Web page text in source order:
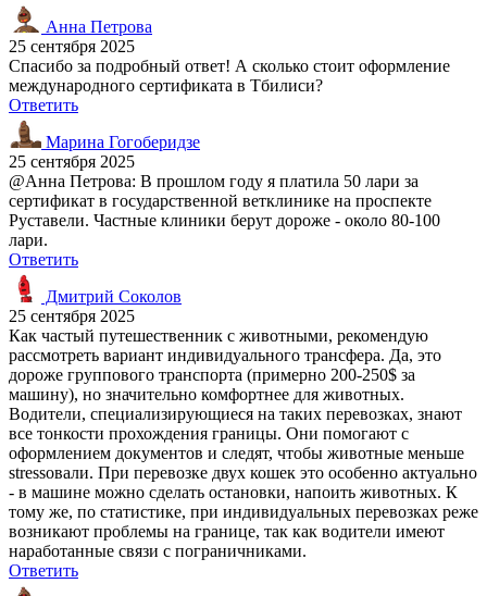
Анна Петрова
25 сентября 2025
Спасибо за подробный ответ! А сколько стоит оформление
международного сертификата в Тбилиси?
Ответить
Марина Гогоберидзе
25 сентября 2025
@Анна Петрова: В прошлом году я платила 50 лари за
сертификат в государственной ветклинике на проспекте
Руставели. Частные клиники берут дороже - около 80-100
лари.
Ответить
Дмитрий Соколов
25 сентября 2025
Как частый путешественник с животными, рекомендую
рассмотреть вариант индивидуального трансфера. Да, это
дороже группового транспорта (примерно 200-250$ за
машину), но значительно комфортнее для животных.
Водители, специализирующиеся на таких перевозках, знают
все тонкости прохождения границы. Они помогают с
оформлением документов и следят, чтобы животные меньше
stressовали. При перевозке двух кошек это особенно актуально
- в машине можно сделать остановки, напоить животных. К
тому же, по статистике, при индивидуальных перевозках реже
возникают проблемы на границе, так как водители имеют
наработанные связи с пограничниками.
Ответить